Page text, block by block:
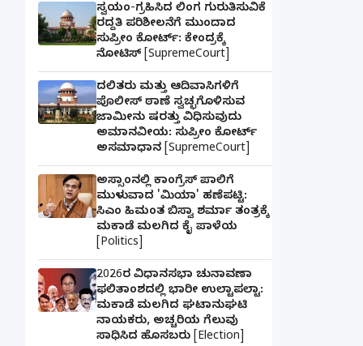
ಸ್ವಯಂ-ಗ್ರಹಿಸಿದ ಲಿಂಗ ಗುರುತಿಸುವಿಕೆ
ರದ್ದತಿ ಪರಿಶೀಲನೆಗೆ ಮುಂದಾದ
ಸುಪ್ರೀಂ ಕೋರ್ಟ್: ಕೇಂದ್ರಕ್ಕೆ
ನೋಟಿಸ್ [SupremeCourt]
ದಲಿತರು ಮತ್ತು ಆದಿವಾಸಿಗಳಿಗೆ
ಪೊಲೀಸ್ ಠಾಣೆ ಸ್ವಚ್ಛಗೊಳಿಸುವ
ಜಾಮೀನು ಷರತ್ತು ವಿಧಿಸುವುದು
ಅಮಾನವೀಯ: ಸುಪ್ರೀಂ ಕೋರ್ಟ್
ಅಸಮಾಧಾನ [SupremeCourt]
ಅಸ್ಸಾಂನಲ್ಲಿ ಕಾಂಗ್ರೆಸ್ ಪಾಲಿಗೆ
ಮುಳುವಾದ 'ಮಿಯಾ' ಹಣೆಪಟ್ಟಿ:
ಸಿಎಂ ಹಿಮಂತ ಬಿಸ್ವಾ ಶರ್ಮಾ ತಂತ್ರಕ್ಕೆ
ಮಕಾಡೆ ಮಲಗಿದ ಕೈ ಪಾಳೆಯ
[Politics]
2026ರ ವಿಧಾನಸಭಾ ಚುನಾವಣಾ
ಫಲಿತಾಂಶದಲ್ಲಿ ಭಾರೀ ಉಲ್ಟಾಪಲ್ಟಾ:
ಮಕಾಡೆ ಮಲಗಿದ ಘಟಾನುಘಟಿ
ನಾಯಕರು, ಅಚ್ಚರಿಯ ಗೆಲುವು
ಸಾಧಿಸಿದ ಹೊಸಬರು [Election]